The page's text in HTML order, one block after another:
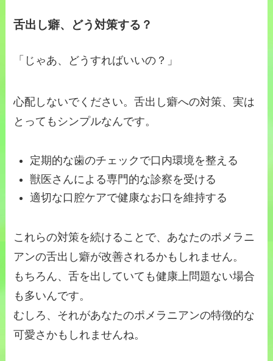
舌出し癖、どう対策する？
「じゃあ、どうすればいいの？」
心配しないでください。舌出し癖への対策、実は
とってもシンプルなんです。
定期的な歯のチェックで口内環境を整える
獣医さんによる専門的な診察を受ける
適切な口腔ケアで健康なお口を維持する
これらの対策を続けることで、あなたのポメラニ
アンの舌出し癖が改善されるかもしれません。
もちろん、舌を出していても健康上問題ない場合
も多いんです。
むしろ、それがあなたのポメラニアンの特徴的な
可愛さかもしれませんね。